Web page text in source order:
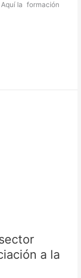
Aquí la formación
a la